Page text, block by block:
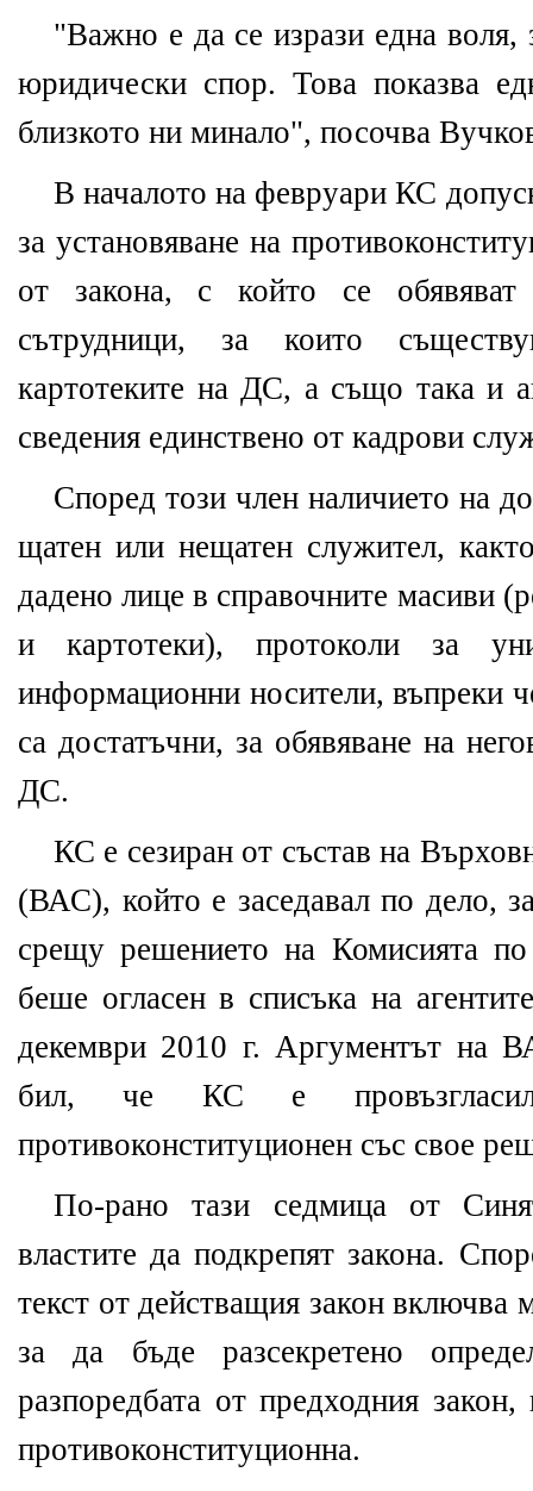
"Важно е да се изрази една воля,
юридически спор. Това показва
близкото ни минало", посочва
В началото на февруари КС
за установяване на
от закона, с който се обявяват
сътрудници, за които
картотеките на ДС, а също така и
сведения единствено от кадрови
Според този член наличието на
щатен или нещатен служител,
дадено лице в справочните масиви
и картотеки), протоколи за
информационни носители, въпреки
са достатъчни, за обявяване на
ДС.
КС е сезиран от състав на
(ВАС), който е заседавал по дело,
срещу решението на Комисията
беше огласен в списъка на
декември 2010 г. Аргументът на
бил, че КС е
противоконституционен със свое
По-рано тази седмица от
властите да подкрепят закона.
текст от действащия закон включва
за да бъде разсекретено
разпоредбата от предходния
противоконституционна.